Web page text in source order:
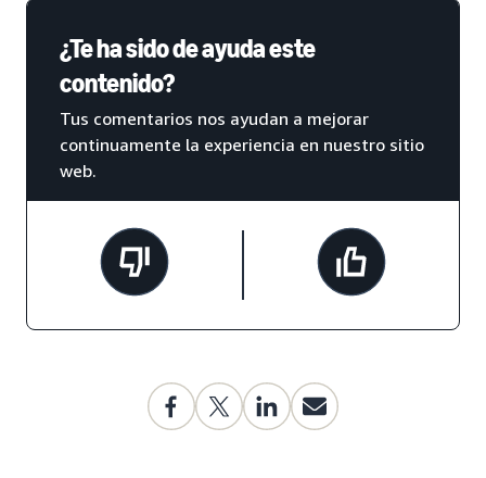
¿Te ha sido de ayuda este
contenido?
Tus comentarios nos ayudan a mejorar
continuamente la experiencia en nuestro sitio
web.